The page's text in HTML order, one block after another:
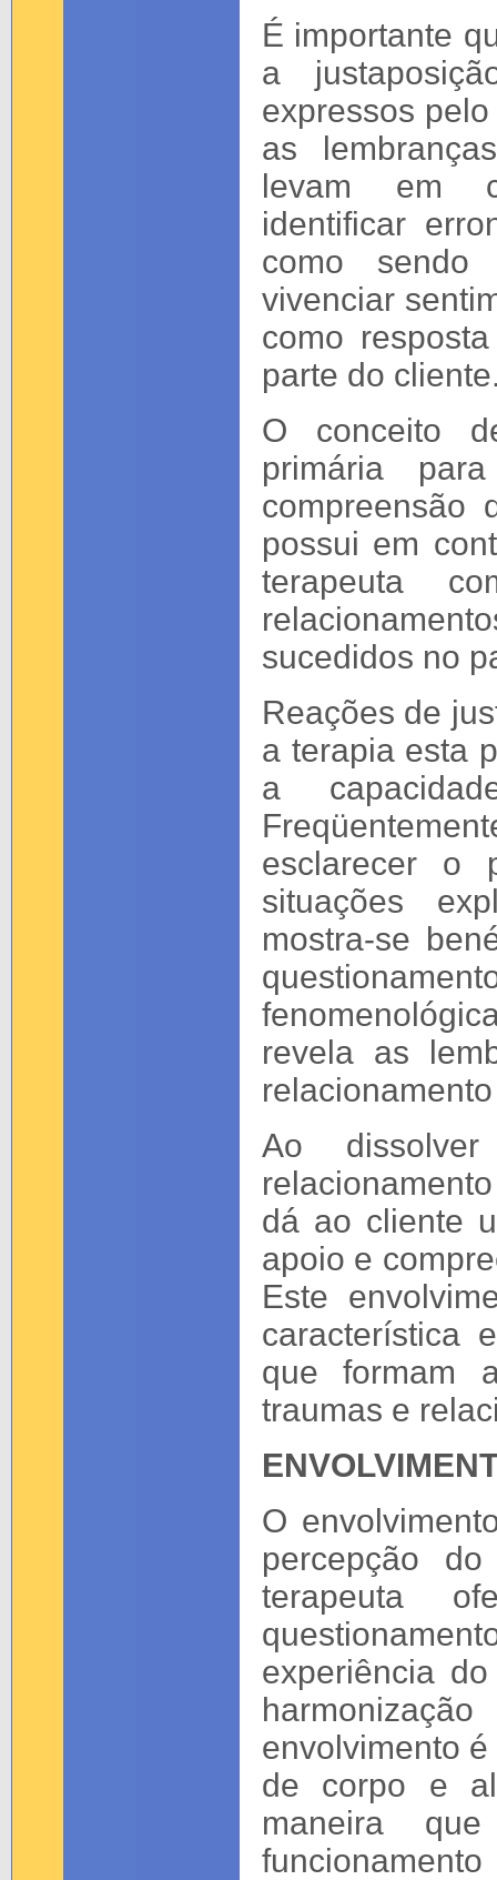
É importante
a
expressos
as
levam em
identificar
como sendo
vivenciar
como
parte do
O conceito
primária
compreensão
possui em
terapeuta
sucedidos no
Reações de
a terapia esta
a
esclarecer o
situações
mostra-se
revela as
Ao
dá ao cliente
apoio e
Este
característica
que formam
traumas e
O
percepção
terapeuta
experiência
envolvimento
de corpo e
maneira